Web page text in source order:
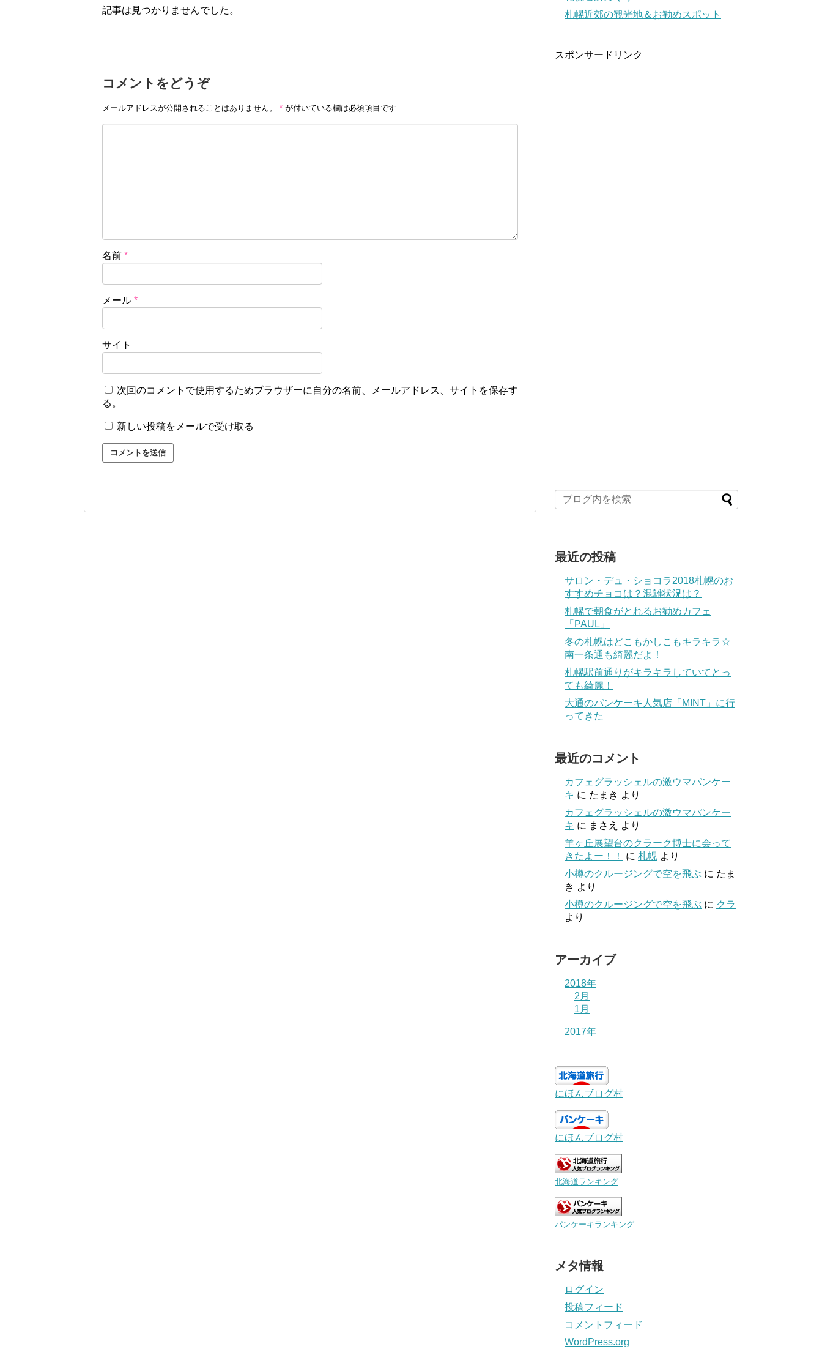
記事は見つかりませんでした。
コメントをどうぞ
メールアドレスが公開されることはありません。 * が付いている欄は必須項目です
名前 *
メール *
サイト
次回のコメントで使用するためブラウザーに自分の名前、メールアドレス、サイトを保存す
る。
新しい投稿をメールで受け取る
札幌近郊の観光地＆お勧めスポット
スポンサードリンク
最近の投稿
サロン・デュ・ショコラ2018札幌のお
すすめチョコは？混雑状況は？
札幌で朝食がとれるお勧めカフェ
「PAUL」
冬の札幌はどこもかしこもキラキラ☆
南一条通も綺麗だよ！
札幌駅前通りがキラキラしていてとっ
ても綺麗！
大通のパンケーキ人気店「MINT」に行
ってきた
最近のコメント
カフェグラッシェルの激ウマパンケー
キ に たまき より
カフェグラッシェルの激ウマパンケー
キ に まさえ
より
羊ヶ丘展望台のクラーク博士に会って
きたよー！！
に 札幌 より
小樽のクルージングで空を飛ぶ に たま
き より
小樽のクルージングで空を飛ぶ に クラ
より
アーカイブ
2018年
2月
1月
2017年
にほんブログ村
にほんブログ村
北海道ランキング
パンケーキランキング
メタ情報
ログイン
投稿フィード
コメントフィード
WordPress.org